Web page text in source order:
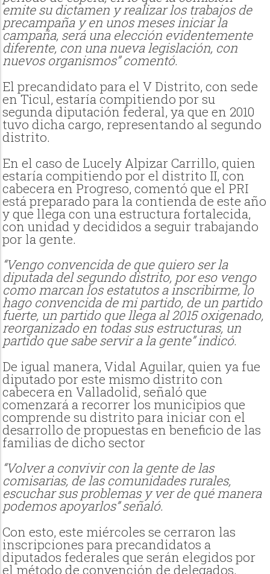
emite su dictamen y realizar los trabajos de
precampaña y en unos meses iniciar la
campaña, será una elección evidentemente
diferente, con una nueva legislación, con
nuevos organismos” comentó.
El precandidato para el V Distrito, con sede
en Ticul, estaría compitiendo por su
segunda diputación federal, ya que en 2010
tuvo dicha cargo, representando al segundo
distrito.
En el caso de Lucely Alpizar Carrillo, quien
estaría compitiendo por el distrito II, con
cabecera en Progreso, comentó que el PRI
está preparado para la contienda de este año
y que llega con una estructura fortalecida,
con unidad y decididos a seguir trabajando
por la gente.
“Vengo convencida de que quiero ser la
diputada del segundo distrito, por eso vengo
como marcan los estatutos a inscribirme, lo
hago convencida de mi partido, de un partido
fuerte, un partido que llega al 2015 oxigenado,
reorganizado en todas sus estructuras, un
partido que sabe servir a la gente” indicó.
De igual manera, Vidal Aguilar, quien ya fue
diputado por este mismo distrito con
cabecera en Valladolid, señaló que
comenzará a recorrer los municipios que
comprende su distrito para iniciar con el
desarrollo de propuestas en beneficio de las
familias de dicho sector
“Volver a convivir con la gente de las
comisarias, de las comunidades rurales,
escuchar sus problemas y ver de qué manera
podemos apoyarlos” señaló.
Con esto, este miércoles se cerraron las
inscripciones para precandidatos a
diputados federales que serán elegidos por
el método de convención de delegados,